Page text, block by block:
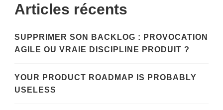
Articles récents
SUPPRIMER SON BACKLOG : PROVOCATION
AGILE OU VRAIE DISCIPLINE PRODUIT ?
YOUR PRODUCT ROADMAP IS PROBABLY
USELESS